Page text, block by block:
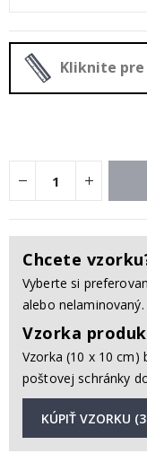
Kliknite
Chcete
Vyberte si
alebo nelaminovaný.
Vzorka
Vzorka (10 x 10 cm)
poštovej schránky
KÚPIŤ VZORKU